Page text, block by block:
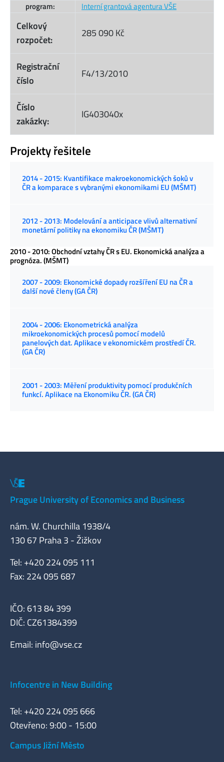
program: Interní grantová agentura VŠE
Celkový
rozpočet:
285 090 Kč
Registrační
číslo
F4/13/2010
Číslo
zakázky:
IG403040x
Projekty řešitele
2014 - 2015: Kvantifikace makroekonomických šoků v
ČR a komparace s vybranými ekonomikami EU (MŠMT)
2012 - 2013: Modelování a anticipace vlivů alternativní
monetární politiky na ekonomiku ČR (MŠMT)
2010 - 2010: Obchodní vztahy ČR s EU. Ekonomická analýza a
prognóza. (MŠMT)
2007 - 2009: Ekonomické dopady rozšíření EU na ČR a
další nové členy (GA ČR)
2004 - 2006: Ekonometrická analýza
mikroekonomických procesů pomocí modelů
panelových dat. Aplikace v ekonomickém prostředí ČR.
(GA ČR)
2001 - 2003: Měření produktivity pomocí produkčních
funkcí. Aplikace na Ekonomiku ČR. (GA ČR)
Prague University of Economics and Business
nám. W. Churchilla 1938/4
130 67 Praha 3 - Žižkov
Tel: +420 224 095 111
Fax: 224 095 687
IČO: 613 84 399
DIČ: CZ61384399
Email: info@vse.cz
Infocentre in New Building
Tel: +420 224 095 666
Otevřeno: 9:00 - 15:00
Campus Jižní Město